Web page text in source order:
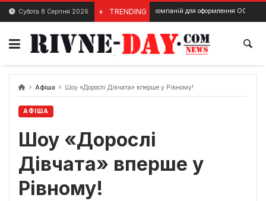
Skip
content
Субота 8 Серпня 2026 TRENDING
22 Квітня, 2025 Страхові компаній для оформлення ОСЦПВ в Рівному –
Афіша Шоу «Дорослі Дівчата» вперше у Рівному!
АФІША
Шоу «Дорослі
Дівчата» вперше у
Рівному!